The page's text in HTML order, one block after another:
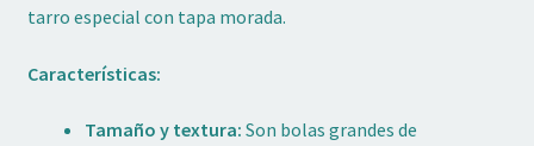
tarro especial con tapa morada.
Características:
Tamaño y textura: Son bolas grandes de